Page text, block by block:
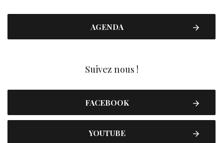
AGENDA
Suivez nous !
FACEBOOK
YOUTUBE